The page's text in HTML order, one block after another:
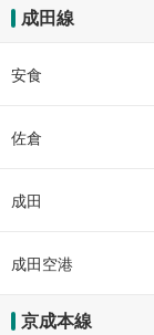
成田線
安食
佐倉
成田
成田空港
京成本線